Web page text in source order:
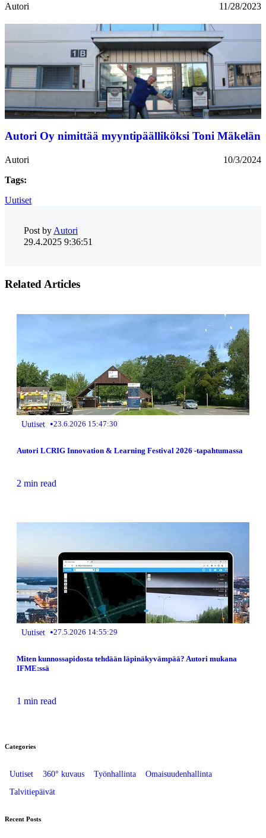
Autori 11/28/2023
Autori Oy nimittää myyntipäälliköksi Toni Mäkelän
Autori
10/3/2024
Tags:
Uutiset
Post by Autori
29.4.2025 9:36:51
Related Articles
Uutiset •23.6.2026 15:47:30
Autori LCRIG Innovation & Learning Festival 2026 -tapahtumassa
2 min read
Uutiset •27.5.2026 14:55:29
Miten kunnossapidosta tehdään läpinäkyvämpää? Autori mukana
IFME:ssä
1 min read
Categories
Uutiset 360° kuvaus Työnhallinta
Omaisuudenhallinta
Talvitiepäivät
Recent Posts